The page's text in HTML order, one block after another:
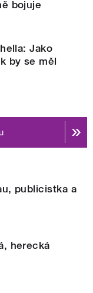
bojuje
Jako
by se měl
publicistka a
herecká